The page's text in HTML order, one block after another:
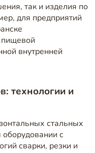
так и изделия по
для предприятий
пищевой
внутренней
технологии и
стальных
с
сварки, резки и